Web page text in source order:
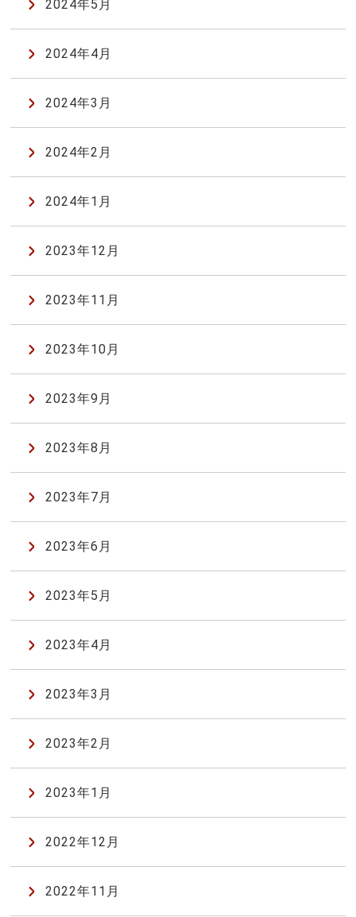
2024年5月
2024年4月
2024年3月
2024年2月
2024年1月
2023年12月
2023年11月
2023年10月
2023年9月
2023年8月
2023年7月
2023年6月
2023年5月
2023年4月
2023年3月
2023年2月
2023年1月
2022年12月
2022年11月